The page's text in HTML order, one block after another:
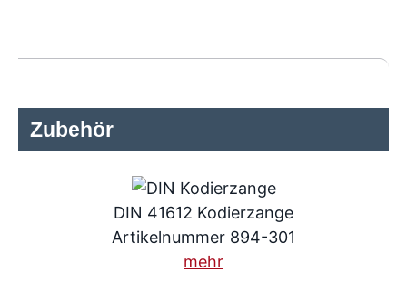
Zubehör
DIN 41612 Kodierzange
Artikelnummer 894-301
mehr